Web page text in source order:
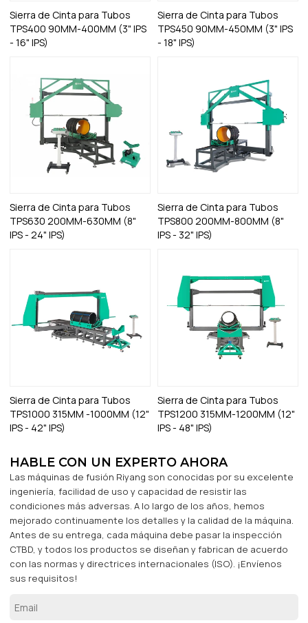
Sierra de Cinta para Tubos
TPS400 90MM-400MM (3" IPS
- 16" IPS)
Sierra de Cinta para Tubos
TPS450 90MM-450MM (3" IPS
- 18" IPS)
Sierra de Cinta para Tubos
TPS630 200MM-630MM (8"
IPS - 24" IPS)
Sierra de Cinta para Tubos
TPS800 200MM-800MM (8"
IPS - 32" IPS)
Sierra de Cinta para Tubos
TPS1000 315MM -1000MM (12"
IPS - 42" IPS)
Sierra de Cinta para Tubos
TPS1200 315MM-1200MM (12"
IPS - 48" IPS)
HABLE CON UN EXPERTO AHORA
Las máquinas de fusión Riyang son conocidas por su excelente
ingeniería, facilidad de uso y capacidad de resistir las
condiciones más adversas. A lo largo de los años, hemos
mejorado continuamente los detalles y la calidad de la máquina.
Antes de su entrega, cada máquina debe pasar la inspección
CTBD, y todos los productos se diseñan y fabrican de acuerdo
con las normas y directrices internacionales (ISO). ¡Envíenos
sus requisitos!